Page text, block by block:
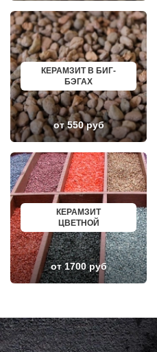
КУПАВНА
КУРОВСКОЕ
ЛЕСНОЙ
ЛЕТОВО
ЛИКИНО-ДУЛЕВО
ЛОБАНОВО
ЛОБНЯ
ЛОПАТИНСКИЙ
ЛОСИНО-ПЕТРОВСКИЙ
ЛОТОШИНО
ЛУКИНО
ЛУНЕВО
ЛЫТКАРИНО
ЛЬВОВСКИЙ
ЛЮБЕРЦЫ
ЛЮБУЧАНЫ
МАЛАХОВКА
МАЛИНО
МАМЫРИ
МАРФИНО
МЕНДЕЛЕЕВО
МЕШКОВО
МЕЩЕРИНО
МИХНЕВО
МОЛОКОВО
МОНИНО
МОСКОВСКИЙ
КЕРАМЗИТ В БИГ-
БЭГАХ
от 550 руб
КЕРАМЗИТ
ЦВЕТНОЙ
от 1700 руб